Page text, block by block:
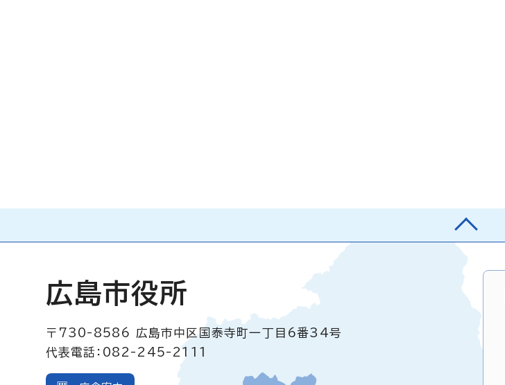
広島市役所
〒730-8586
広島市中区国泰寺町一丁目6番34号
代表電話：082-245-2111